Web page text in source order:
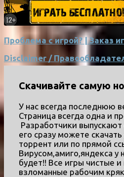
Проблема с игрой? | Заказ
Disclaimer /
Скачивайте самую
У нас всегда последнюю
Страница всегда одна и
Разработчики
его сразу можете скачать
торрент или по прямой
Вирусом,амиго,яндекса у
будет!! Все игры чистые и
взломанные рабочим